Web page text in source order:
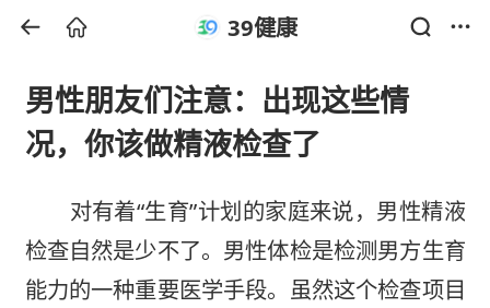
39健康
男性朋友们注意：出现这些情
况，你该做精液检查了
对有着“生育”计划的家庭来说，男性精液
检查自然是少不了。男性体检是检测男方生育
能力的一种重要医学手段。虽然这个检查项目